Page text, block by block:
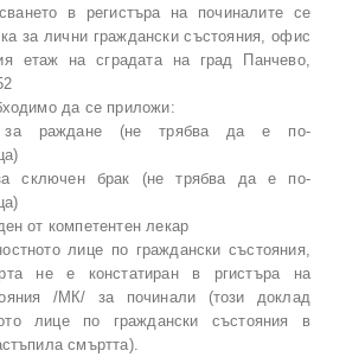
в регистъра на починалите се
за лични граждански състояния, офис
етаж на сградата на град Панчево,
да се приложи:
за раждане (не трябва да е по-
сключен брак (не трябва да е по-
от компетентен лекар
лице по граждански състояния,
не е констатиран в ргистъра на
/МК/ за починали (този доклад
лице по граждански състояния в
смъртта).